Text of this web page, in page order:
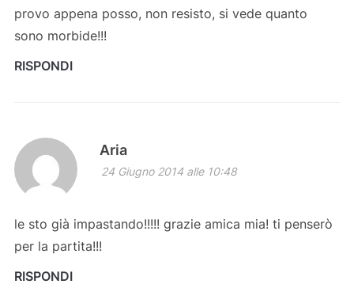
provo appena posso, non resisto, si vede quanto
sono morbide!!!
RISPONDI
Aria
24 Giugno 2014 alle 10:48
le sto già impastando!!!!! grazie amica mia! ti penserò
per la partita!!!
RISPONDI